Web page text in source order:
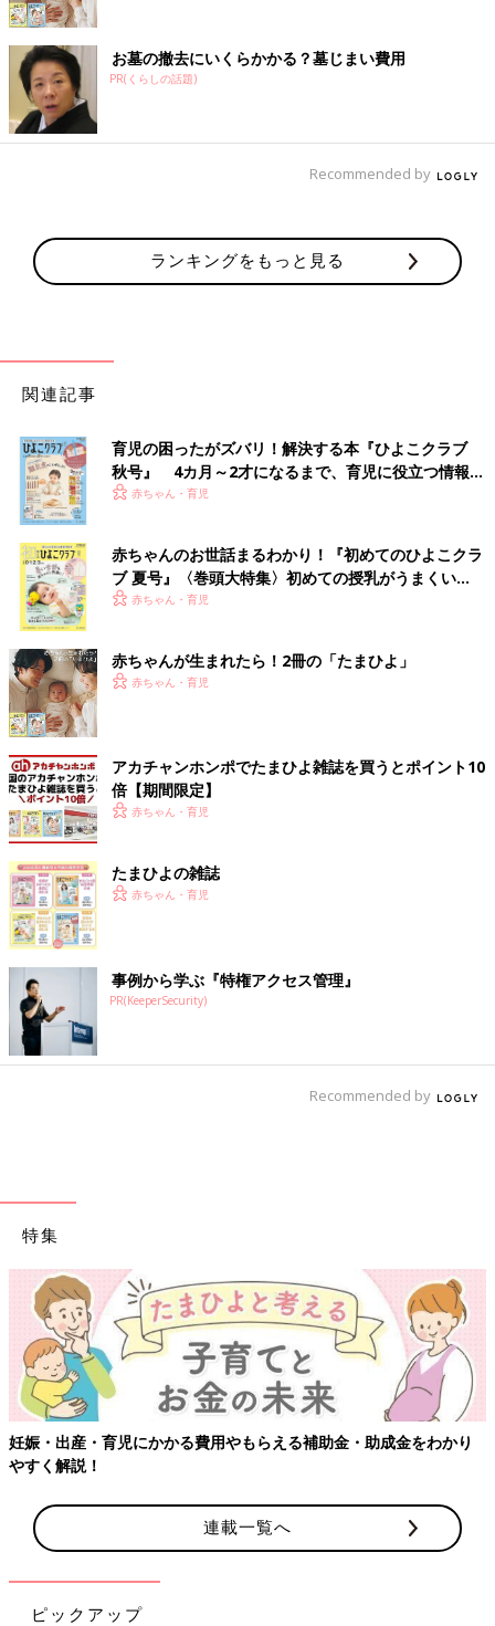
お墓の撤去にいくらかかる？墓じまい費用
PR(くらしの話題)
Recommended by
ランキングをもっと見る
関連記事
育児の困ったがズバリ！解決する本『ひよこクラブ
秋号』 4カ月～2才になるまで、育児に役立つ情報が
いっぱい！
赤ちゃん・育児
赤ちゃんのお世話まるわかり！『初めてのひよこクラ
ブ 夏号』〈巻頭大特集〉初めての授乳がうまくい
く！ おっぱい・ミルクの基本と夏のトラブル 解決テ
赤ちゃん・育児
赤ちゃんが生まれたら！2冊の「たまひよ」
赤ちゃん・育児
アカチャンホンポでたまひよ雑誌を買うとポイント10
倍【期間限定】
赤ちゃん・育児
たまひよの雑誌
赤ちゃん・育児
事例から学ぶ『特権アクセス管理』
PR(KeeperSecurity)
Recommended by
特集
妊娠・出産・育児にかかる費用やもらえる補助金・助成金をわかり
やすく解説！
連載一覧へ
ピックアップ